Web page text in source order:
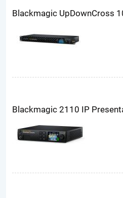
Blackmagic UpDownCross
Blackmagic 2110 IP